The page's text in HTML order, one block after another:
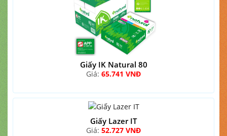
Giấy IK Natural 80
Giá: 65.741 VNĐ
Giấy Lazer IT
Giá: 52.727 VNĐ